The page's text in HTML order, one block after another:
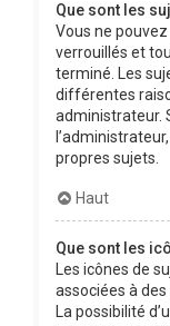
Que sont les
Vous ne
verrouillés et
terminé. Les
différentes
administrateur.
propres sujets.
Haut
Que sont les
Les icônes de
associées à
La possibilité